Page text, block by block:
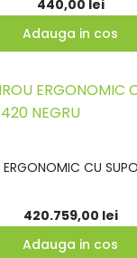
440,00 lei
Adauga in cos
CU
420.759,00 lei
Adauga in cos
Adauga
in